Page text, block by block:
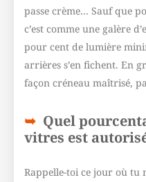
passe crème… Sauf que
c’est comme une galère
pour cent de lumière
arrières s’en fichent. En
façon créneau maîtrisé,
Quel
vitres est
Rappelle-toi ce jour où tu